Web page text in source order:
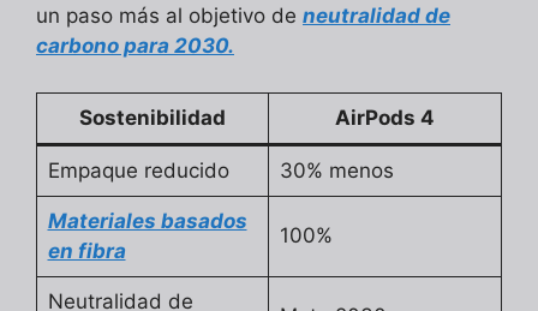
un paso más al objetivo de neutralidad de
carbono para 2030.
Sostenibilidad AirPods 4
Empaque reducido 30% menos
Materiales basados
en fibra
100%
Neutralidad de